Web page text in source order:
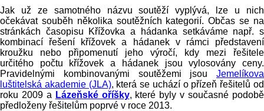
Jak už ze samotného názvu soutěží vyplývá, lze u nich
očekávat souběh několika soutěžních kategorií. Občas se na
stránkách časopisu Křížovka a hádanka setkáváme např. s
kombinací řešení křížovek a hádanek v rámci představení
kroužku nebo připomenutí jeho výročí, kdy mezi řešitele
určitého počtu křížovek a hádanek jsou vylosovány ceny.
Pravidelnými kombinovanými soutěžemi jsou Jemelíkova
luštitelská akademie (JLA), která se uchází o přízeň řešitelů od
roku 2009 a Lázeňské oříšky, které byly v současné podobě
předloženy řešitelům poprvé v roce 2013.